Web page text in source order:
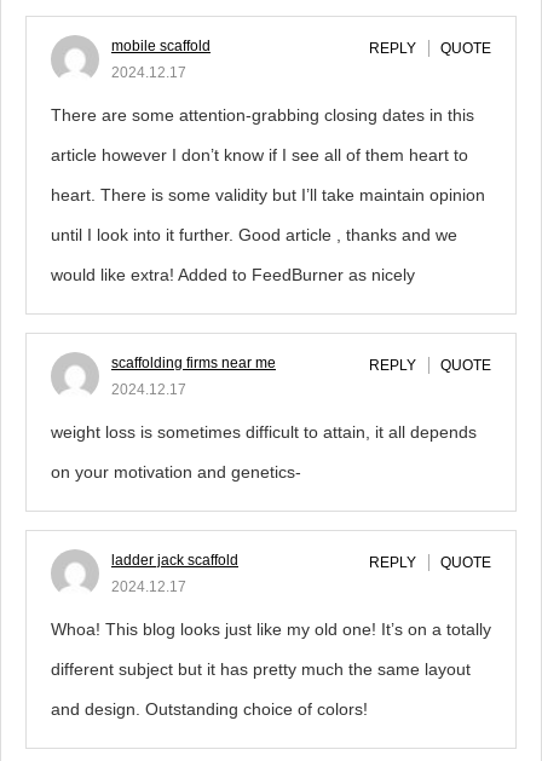
mobile scaffold
2024.12.17
REPLY QUOTE
There are some attention-grabbing closing dates in this
article however I don’t know if I see all of them heart to
heart. There is some validity but I’ll take maintain opinion
until I look into it further. Good article , thanks and we
would like extra! Added to FeedBurner as nicely
scaffolding firms near me
2024.12.17
REPLY QUOTE
weight loss is sometimes difficult to attain, it all depends
on your motivation and genetics-
ladder jack scaffold
2024.12.17
REPLY QUOTE
Whoa! This blog looks just like my old one! It’s on a totally
different subject but it has pretty much the same layout
and design. Outstanding choice of colors!